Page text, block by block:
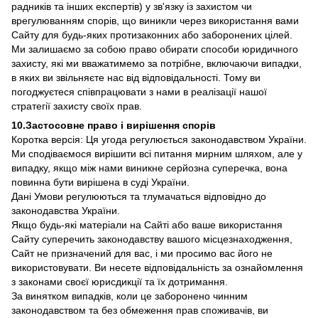
радників та інших експертів) у зв'язку із захистом чи
врегулюванням спорів, що виникли через використання вами
Сайту для будь-яких протизаконних або заборонених цілей.
Ми залишаємо за собою право обирати способи юридичного
захисту, які ми вважатимемо за потрібне, включаючи випадки,
в яких ви звільняєте нас від відповідальності. Тому ви
погоджуєтеся співпрацювати з нами в реалізації нашої
стратегії захисту своїх прав.
10.Застосовне право і вирішення спорів
Коротка версія: Ця угода регулюється законодавством України.
Ми сподіваємося вирішити всі питання мирним шляхом, але у
випадку, якщо між нами виникне серйозна суперечка, вона
повинна бути вирішена в суді України.
Дані Умови регулюються та тлумачаться відповідно до
законодавства України.
Якщо будь-які матеріали на Сайті або ваше використання
Сайту суперечить законодавству вашого місцезнаходження,
Сайт не призначений для вас, і ми просимо вас його не
використовувати. Ви несете відповідальність за ознайомлення
з законами своєї юрисдикції та їх дотримання.
За винятком випадків, коли це заборонено чинним
законодавством та без обмеження прав споживачів, ви